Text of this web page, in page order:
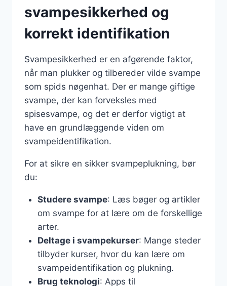
svampesikkerhed og
korrekt identifikation
Svampesikkerhed er en afgørende faktor,
når man plukker og tilbereder vilde svampe
som spids nøgenhat. Der er mange giftige
svampe, der kan forveksles med
spisesvampe, og det er derfor vigtigt at
have en grundlæggende viden om
svampeidentifikation.
For at sikre en sikker svampeplukning, bør
du:
Studere svampe: Læs bøger og artikler
om svampe for at lære om de forskellige
arter.
Deltage i svampekurser: Mange steder
tilbyder kurser, hvor du kan lære om
svampeidentifikation og plukning.
Brug teknologi: Apps til